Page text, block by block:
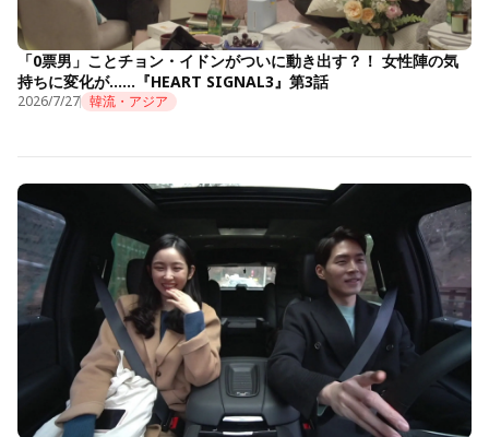
「0票男」ことチョン・イドンがついに動き出す？！ 女性陣の気
持ちに変化が……『HEART SIGNAL3』第3話
2026/7/27 韓流・アジア